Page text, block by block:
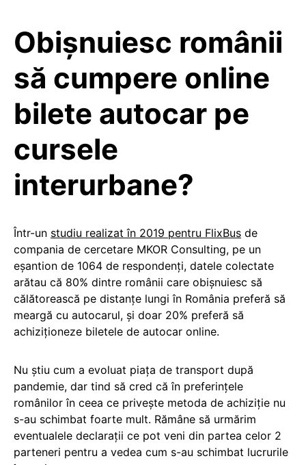
Obișnuiesc românii
să cumpere online
bilete autocar pe
cursele
interurbane?
Într-un studiu realizat în 2019 pentru FlixBus de
compania de cercetare MKOR Consulting, pe un
eșantion de 1064 de respondenți, datele colectate
arătau că 80% dintre românii care obișnuiesc să
călătorească pe distanțe lungi în România preferă să
meargă cu autocarul, și doar 20% preferă să
achiziționeze biletele de autocar online.
Nu știu cum a evoluat piața de transport după
pandemie, dar tind să cred că în preferințele
românilor în ceea ce privește metoda de achiziție nu
s-au schimbat foarte mult. Rămâne să urmărim
eventualele declarații ce pot veni din partea celor 2
parteneri pentru a vedea cum s-au schimbat lucrurile